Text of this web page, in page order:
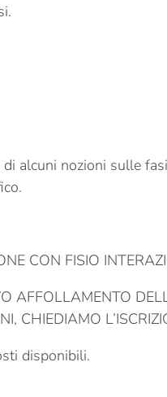
di alcuni nozioni sulle
CON FISIO
AFFOLLAMENTO
CHIEDIAMO
disponibili.